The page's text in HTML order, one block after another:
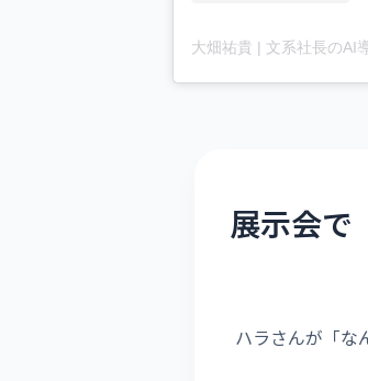
展示会で
ハラさんが「な